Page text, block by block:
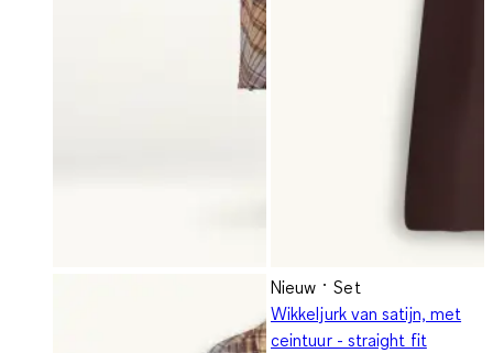
Nieuw
Set
Wikkeljurk van satijn, met
ceintuur - straight fit